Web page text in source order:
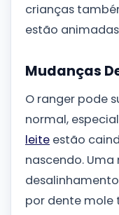
crianças
estão
Mudanças
O ranger pode
normal,
leite estão
nascendo.
por dente